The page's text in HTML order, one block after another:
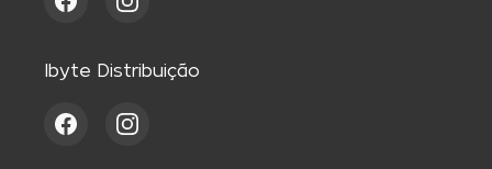
Ibyte Distribuição